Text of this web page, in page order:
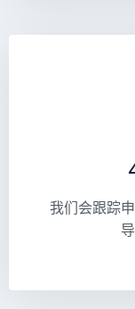
我们会跟踪